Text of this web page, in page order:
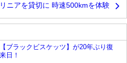
ニアを貸切に 時速500kmを体験
ブラックビスケッツ】が20年ぶり復
日！